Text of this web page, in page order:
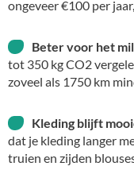
ongeveer €100 per
Beter voor het
tot 350 kg CO2
zoveel als 1750 km
Kleding blijft
dat je kleding langer
truien en zijden